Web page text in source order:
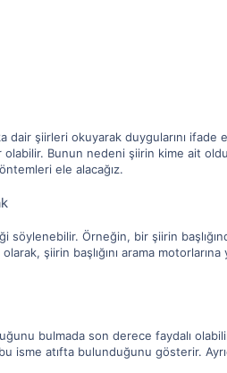
dair şiirleri okuyarak duygularını
Bunun nedeni şiirin kime ait
ele alacağız.
söylenebilir. Örneğin, bir şiirin
şiirin başlığını arama
bulmada son derece faydalı
isme atıfta bulunduğunu gösterir.